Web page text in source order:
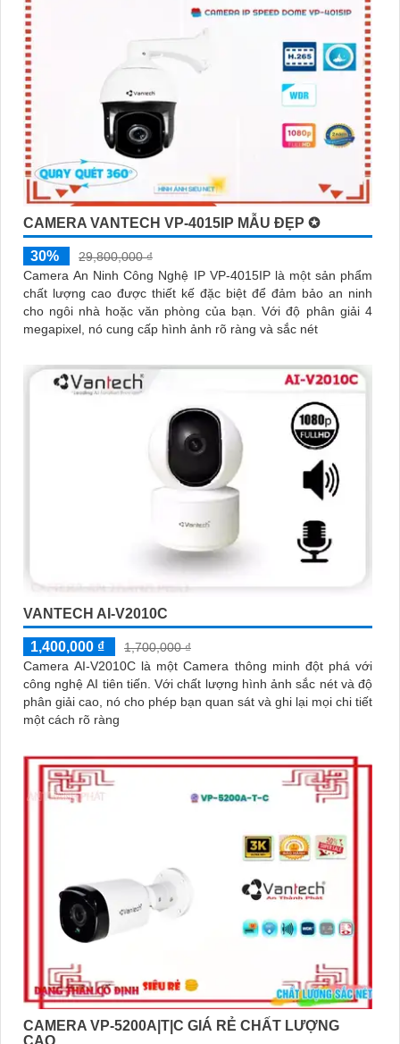
CAMERA VANTECH VP-4015IP MẪU ĐẸP ✪
30%
29,800,000 ₫
Camera An Ninh Công Nghệ IP VP-4015IP là một sản phẩm
chất lượng cao được thiết kế đặc biệt để đảm bảo an ninh
cho ngôi nhà hoặc văn phòng của bạn. Với độ phân giải 4
megapixel, nó cung cấp hình ảnh rõ ràng và sắc nét
VANTECH AI-V2010C
1,400,000 ₫
1,700,000 ₫
Camera AI-V2010C là một Camera thông minh đột phá với
công nghệ AI tiên tiến. Với chất lượng hình ảnh sắc nét và độ
phân giải cao, nó cho phép bạn quan sát và ghi lại mọi chi tiết
một cách rõ ràng
CAMERA VP-5200A|T|C GIÁ RẺ CHẤT LƯỢNG
CAO